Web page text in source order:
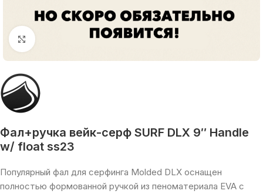
Увеличить
Фал+ручка вейк-серф SURF DLX 9″ Handle
w/ float ss23
Популярный фал для серфинга Molded DLX оснащен
полностью формованной ручкой из пеноматериала EVA с